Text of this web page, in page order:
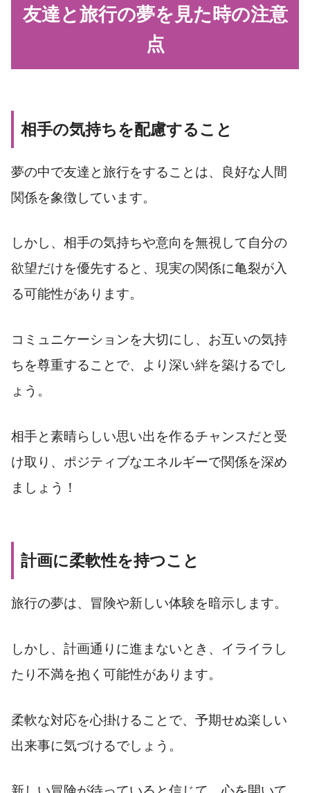
友達と旅行の夢を見た時の注意
点
相手の気持ちを配慮すること
夢の中で友達と旅行をすることは、良好な人間
関係を象徴しています。
しかし、相手の気持ちや意向を無視して自分の
欲望だけを優先すると、現実の関係に亀裂が入
る可能性があります。
コミュニケーションを大切にし、お互いの気持
ちを尊重することで、より深い絆を築けるでし
ょう。
相手と素晴らしい思い出を作るチャンスだと受
け取り、ポジティブなエネルギーで関係を深め
ましょう！
計画に柔軟性を持つこと
旅行の夢は、冒険や新しい体験を暗示します。
しかし、計画通りに進まないとき、イライラし
たり不満を抱く可能性があります。
柔軟な対応を心掛けることで、予期せぬ楽しい
出来事に気づけるでしょう。